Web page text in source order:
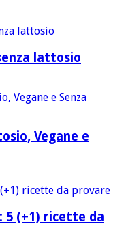
lattosio
Vegane e
5 (+1) ricette da